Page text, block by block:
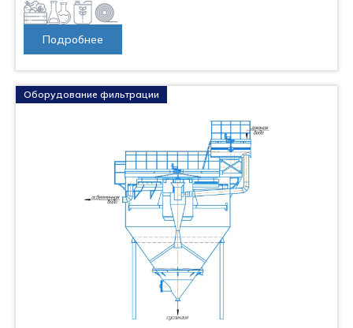
Подробнее
Оборудование фильтрации